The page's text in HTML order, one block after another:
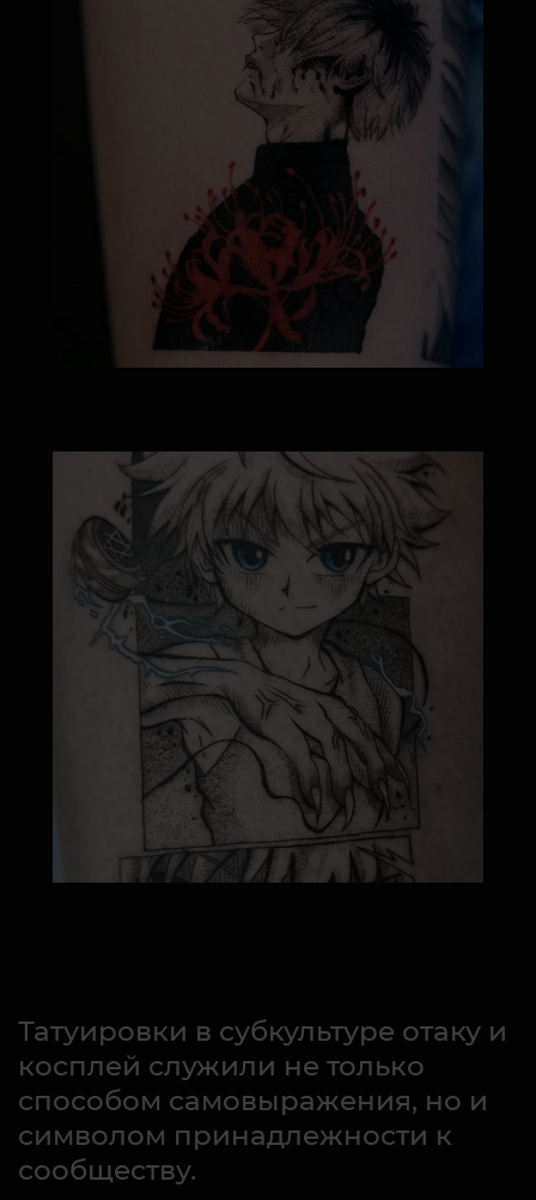
Татуировки в субкультуре отаку и
косплей служили не только
способом самовыражения, но и
символом принадлежности к
сообществу.